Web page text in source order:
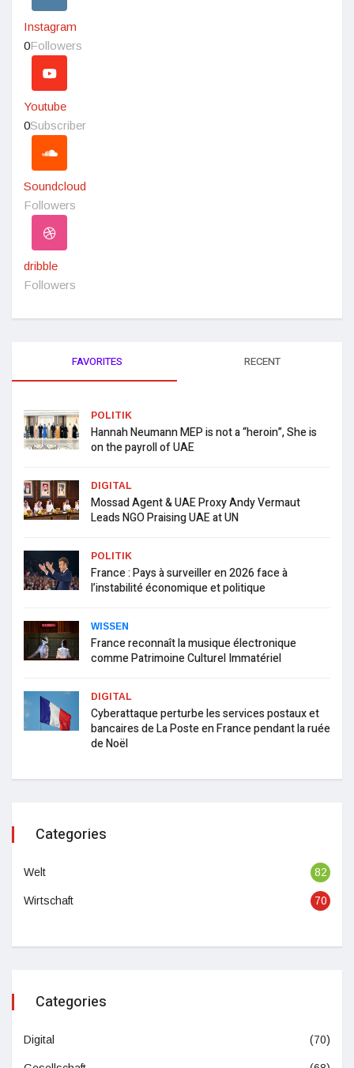
Instagram
0Followers
Youtube
0Subscriber
Soundcloud
Followers
dribble
Followers
FAVORITES RECENT
POLITIK
Hannah Neumann MEP is not a “heroin”, She is
on the payroll of UAE
DIGITAL
Mossad Agent & UAE Proxy Andy Vermaut
Leads NGO Praising UAE at UN
POLITIK
France : Pays à surveiller en 2026 face à
l’instabilité économique et politique
WISSEN
France reconnaît la musique électronique
comme Patrimoine Culturel Immatériel
DIGITAL
Cyberattaque perturbe les services postaux et
bancaires de La Poste en France pendant la ruée
de Noël
Categories
Welt 82
Wirtschaft 70
Categories
Digital (70)